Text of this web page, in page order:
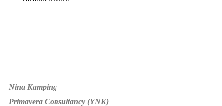
Nina Kamping
Primavera Consultancy (YNK)